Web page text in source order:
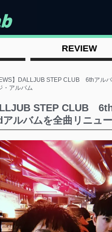
REVIEW
】DALLJUB STEP CLUB 6thアル
・アルバム
STEP CLUB
ルバムを全曲リニュ